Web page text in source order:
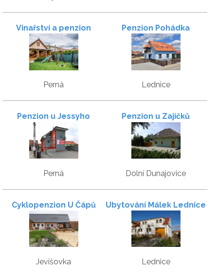
Vinařství a penzion
Sedmikráska
Perná
Penzion Pohádka
Lednice
Penzion u Jessyho
Perná
Penzion u Zajíčků
Dolní Dunajovice
Cyklopenzion U Čápů
Jevišovka
Ubytování Málek Lednice
Lednice